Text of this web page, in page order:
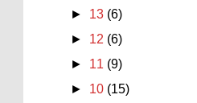
► 13 (6)
► 12 (6)
► 11 (9)
► 10 (15)